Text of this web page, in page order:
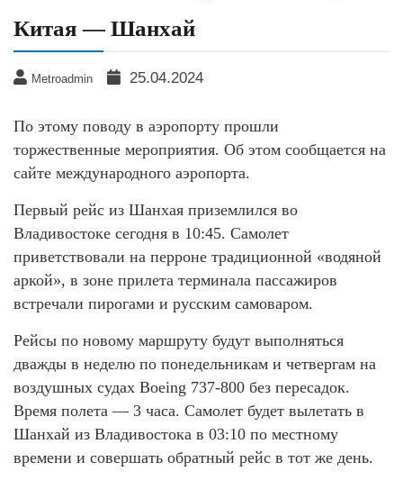
Китая — Шанхай
Metroadmin 25.04.2024
По этому поводу в аэропорту прошли
торжественные мероприятия. Об этом сообщается на
сайте международного аэропорта.
Первый рейс из Шанхая приземлился во
Владивостоке сегодня в 10:45. Самолет
приветствовали на перроне традиционной «водяной
аркой», в зоне прилета терминала пассажиров
встречали пирогами и русским самоваром.
Рейсы по новому маршруту будут выполняться
дважды в неделю по понедельникам и четвергам на
воздушных судах Boеing 737-800 без пересадок.
Время полета — 3 часа. Самолет будет вылетать в
Шанхай из Владивостока в 03:10 по местному
времени и совершать обратный рейс в тот же день.